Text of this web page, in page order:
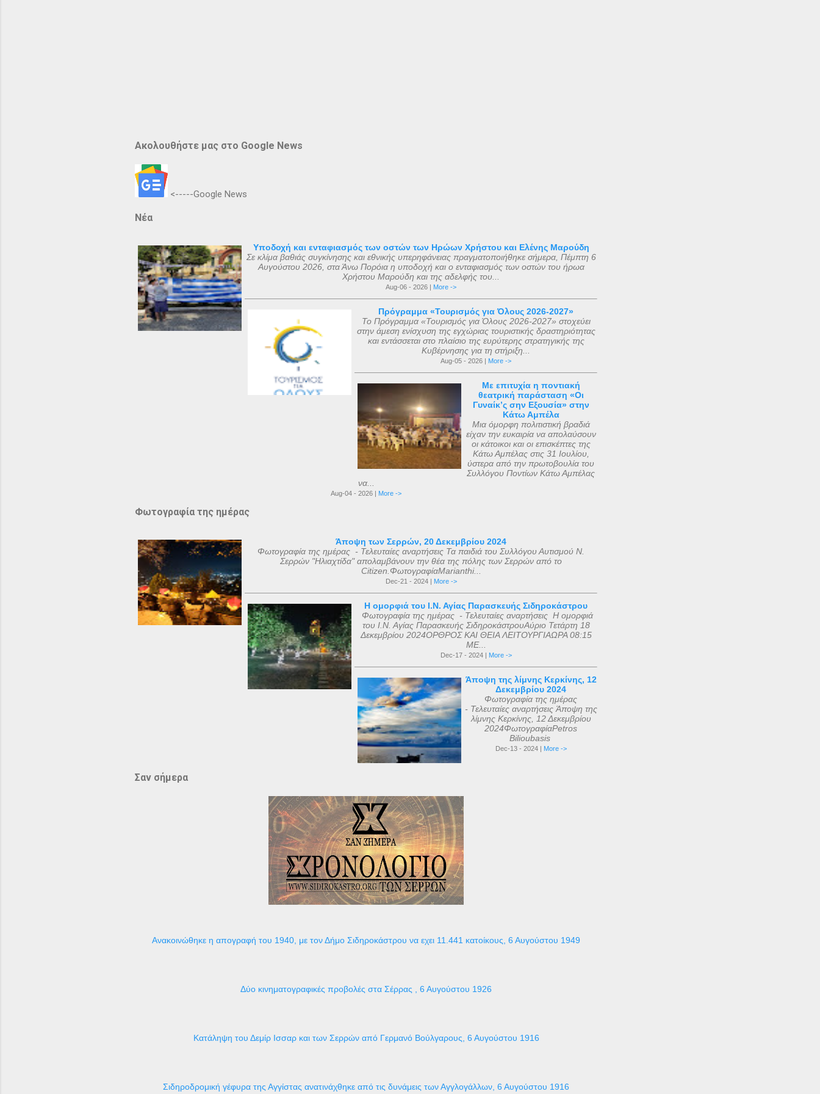
Ακολουθήστε μας στο Google News
<-----Google News
Νέα
Υποδοχή και ενταφιασμός των οστών των Ηρώων Χρήστου και Ελένης Μαρούδη
Σε κλίμα βαθιάς συγκίνησης και εθνικής υπερηφάνειας πραγματοποιήθηκε σήμερα, Πέμπτη 6
Αυγούστου 2026, στα Άνω Πορόια η υποδοχή και ο ενταφιασμός των οστών του ήρωα
Χρήστου Μαρούδη και της αδελφής του...
Aug-06 - 2026 | More ->
Πρόγραμμα «Τουρισμός για Όλους 2026-2027»
Το Πρόγραμμα «Τουρισμός για Όλους 2026-2027» στοχεύει
στην άμεση ενίσχυση της εγχώριας τουριστικής δραστηριότητας
και εντάσσεται στο πλαίσιο της ευρύτερης στρατηγικής της
Κυβέρνησης για τη στήριξη...
Aug-05 - 2026 | More ->
Με επιτυχία η ποντιακή
θεατρική παράσταση «Οι
Γυναίκ’ς σην Εξουσία» στην
Κάτω Αμπέλα
Μια όμορφη πολιτιστική βραδιά
είχαν την ευκαιρία να απολαύσουν
οι κάτοικοι και οι επισκέπτες της
Κάτω Αμπέλας στις 31 Ιουλίου,
ύστερα από την πρωτοβουλία του
Συλλόγου Ποντίων Κάτω Αμπέλας
να...
Aug-04 - 2026 | More ->
Φωτογραφία της ημέρας
Άποψη των Σερρών, 20 Δεκεμβρίου 2024
Φωτογραφία της ημέρας - Τελευταίες αναρτήσεις Τα παιδιά του Συλλόγου Αυτισμού Ν.
Σερρών "Ηλιαχτίδα" απολαμβάνουν την θέα της πόλης των Σερρών από το
Citizen.ΦωτογραφίαMarianthi...
Dec-21 - 2024 | More ->
Η ομορφιά του Ι.Ν. Αγίας Παρασκευής Σιδηροκάστρου
Φωτογραφία της ημέρας - Τελευταίες αναρτήσεις Η ομορφιά
του Ι.Ν. Αγίας Παρασκευής ΣιδηροκάστρουΑύριο Τετάρτη 18
Δεκεμβρίου 2024ΟΡΘΡΟΣ ΚΑΙ ΘΕΙΑ ΛΕΙΤΟΥΡΓΙΑΩΡΑ 08:15
ΜΕ...
Dec-17 - 2024 | More ->
Άποψη της λίμνης Κερκίνης, 12
Δεκεμβρίου 2024
Φωτογραφία της ημέρας
- Τελευταίες αναρτήσεις Άποψη της
λίμνης Κερκίνης, 12 Δεκεμβρίου
2024ΦωτογραφίαPetros
Bilioubasis
Dec-13 - 2024 | More ->
Σαν σήμερα
Ανακοινώθηκε η απογραφή του 1940, με τον Δήμο Σιδηροκάστρου να εχει 11.441 κατοίκους, 6 Αυγούστου 1949
Δύο κινηματογραφικές προβολές στα Σέρρας , 6 Αυγούστου 1926
Κατάληψη του Δεμίρ Ισσαρ και των Σερρών από Γερμανό Βούλγαρους, 6 Αυγούστου 1916
Σιδηροδρομική γέφυρα της Αγγίστας ανατινάχθηκε από τις δυνάμεις των Αγγλογάλλων, 6 Αυγούστου 1916